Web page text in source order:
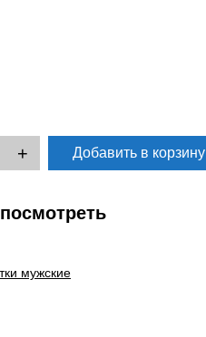
+ Добавить в корзину
мужские